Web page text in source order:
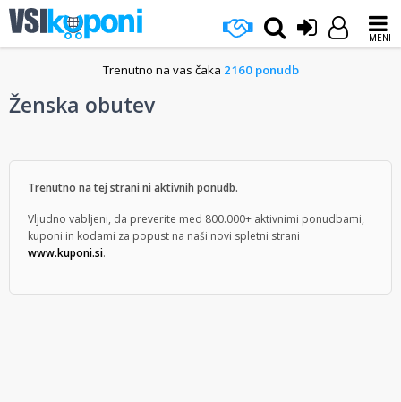
MENI
Trenutno na vas čaka 2160 ponudb
Ženska obutev
Trenutno na tej strani ni aktivnih ponudb.
Vljudno vabljeni, da preverite med 800.000+ aktivnimi ponudbami,
kuponi in kodami za popust na naši novi spletni strani
www.kuponi.si.